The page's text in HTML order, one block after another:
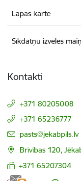
Lapas karte
Sīkdatņu izvēles
Kontakti
+371 80205008
+371 65236777
E-pasts:
pasts@jekabpils.lv
Brīvības 120,
+371 65207304